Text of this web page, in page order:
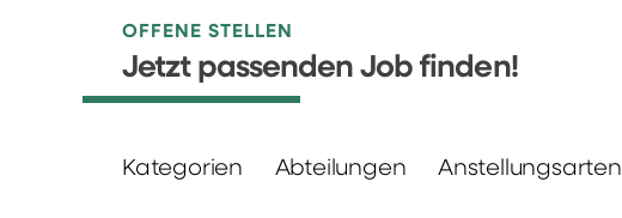
OFFENE STELLEN
Jetzt passenden Job finden!
Kategorien Abteilungen Anstellungsarten